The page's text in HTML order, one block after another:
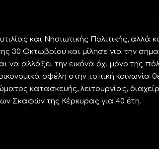
και Νησιωτικής Πολιτικής, αλλά
30 Οκτωβρίου και μίλησε για την
να αλλάξει την εικόνα όχι μόνο της
οφέλη στην τοπική κοινωνία
κατασκευής, λειτουργίας,
Σκαφών της Κέρκυρας για 40 έτη.